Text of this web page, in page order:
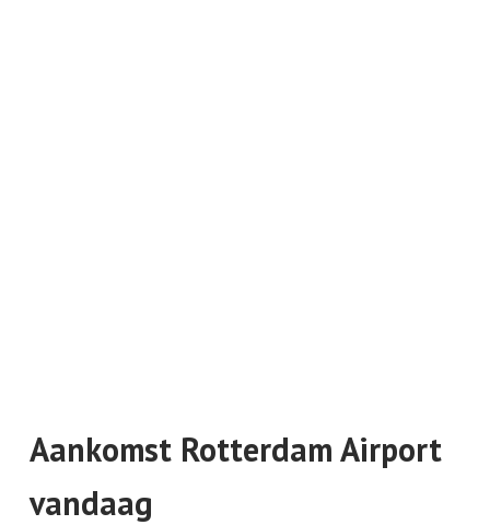
Aankomst Rotterdam Airport
vandaag